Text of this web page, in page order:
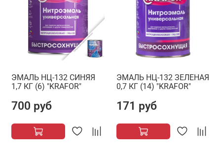
ЭМАЛЬ НЦ-132 СИНЯЯ
1,7 КГ (6) "KRAFOR"
700 руб
ЭМАЛЬ НЦ-132 ЗЕЛЕНАЯ
0,7 КГ (14) "KRAFOR"
171 руб